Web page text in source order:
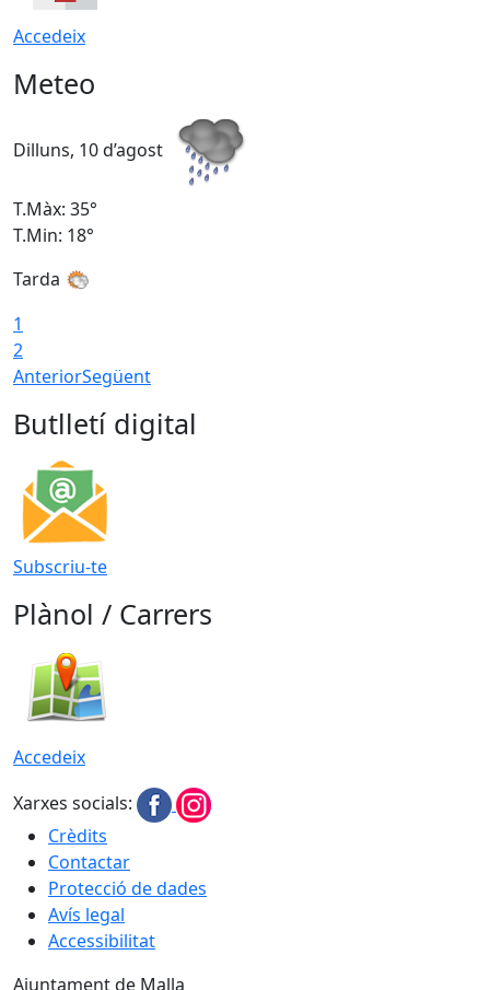
Accedeix
Meteo
Dilluns, 10 d’agost
T.Màx: 35°
T.Min: 18°
Tarda
1
2
AnteriorSegüent
Butlletí digital
Subscriu-te
Plànol / Carrers
Accedeix
Xarxes socials:
Crèdits
Contactar
Protecció de dades
Avís legal
Accessibilitat
Ajuntament de Malla